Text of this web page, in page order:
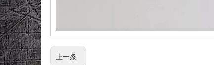
上一条: